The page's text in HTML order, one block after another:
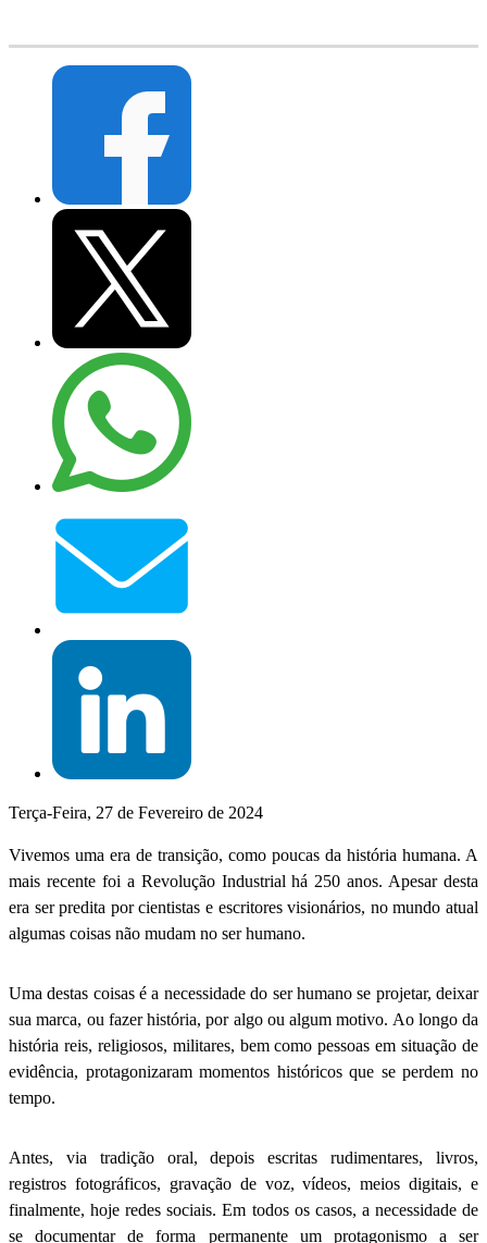
Terça-Feira, 27 de Fevereiro de 2024
Vivemos uma era de transição, como poucas da história humana. A
mais recente foi a Revolução Industrial há 250 anos. Apesar desta
era ser predita por cientistas e escritores visionários, no mundo atual
algumas coisas não mudam no ser humano.
Uma destas coisas é a necessidade do ser humano se projetar, deixar
sua marca, ou fazer história, por algo ou algum motivo. Ao longo da
história reis, religiosos, militares, bem como pessoas em situação de
evidência, protagonizaram momentos históricos que se perdem no
tempo.
Antes, via tradição oral, depois escritas rudimentares, livros,
registros fotográficos, gravação de voz, vídeos, meios digitais, e
finalmente, hoje redes sociais. Em todos os casos, a necessidade de
se documentar de forma permanente um protagonismo a ser